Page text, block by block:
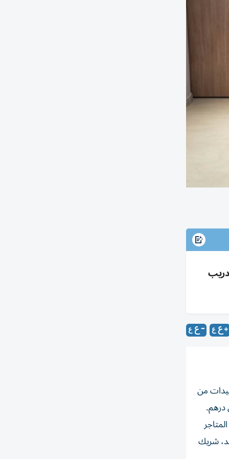
مع تدريب
السيدات من
شريك